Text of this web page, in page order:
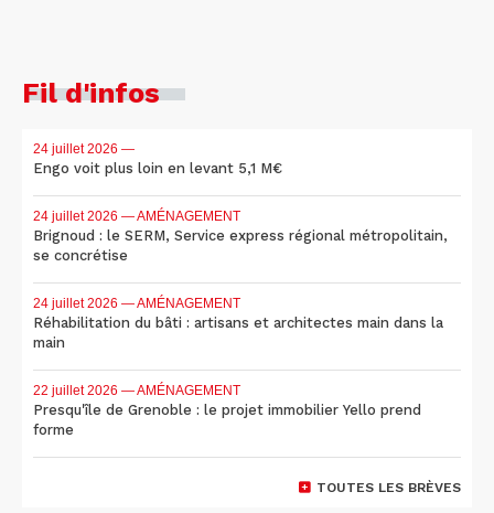
Fil d'infos
24 juillet 2026 —
Engo voit plus loin en levant 5,1 M€
24 juillet 2026 — AMÉNAGEMENT
Brignoud : le SERM, Service express régional métropolitain,
se concrétise
24 juillet 2026 — AMÉNAGEMENT
Réhabilitation du bâti : artisans et architectes main dans la
main
22 juillet 2026 — AMÉNAGEMENT
Presqu'île de Grenoble : le projet immobilier Yello prend
forme
TOUTES LES BRÈVES